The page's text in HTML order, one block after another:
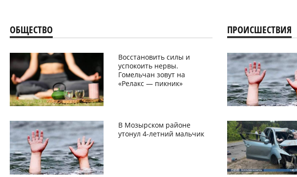
ОБЩЕСТВО
Восстановить силы и
успокоить нервы.
Гомельчан зовут на
«Релакс — пикник»
В Мозырском районе
утонул 4-летний мальчик
ПРОИСШЕСТВИЯ